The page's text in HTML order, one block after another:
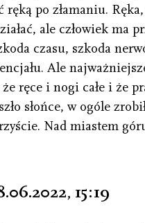
ręką po złamaniu. Ręka,
ale człowiek ma
czasu, szkoda
Ale
ręce i nogi całe i że
słońce, w ogóle
Nad miastem
, 15 : 19